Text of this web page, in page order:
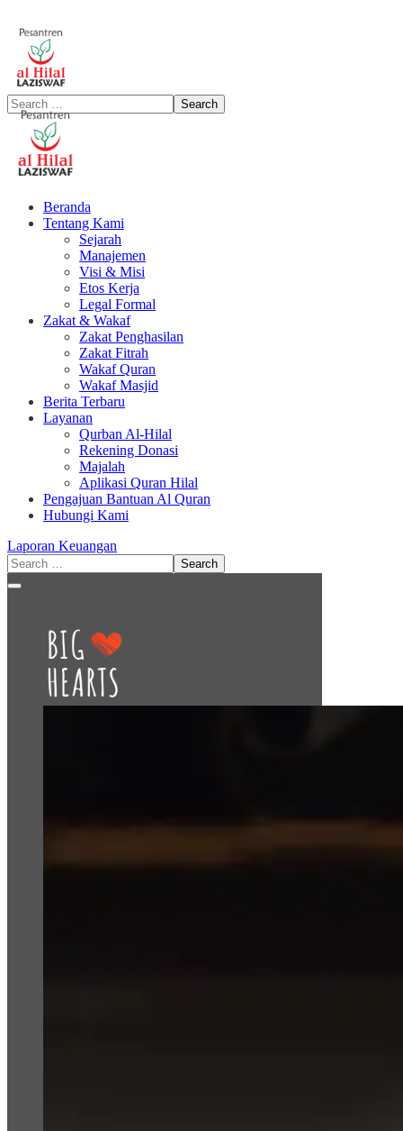
Beranda
Tentang Kami
Sejarah
Manajemen
Visi & Misi
Etos Kerja
Legal Formal
Zakat & Wakaf
Zakat Penghasilan
Zakat Fitrah
Wakaf Quran
Wakaf Masjid
Berita Terbaru
Layanan
Qurban Al-Hilal
Rekening Donasi
Majalah
Aplikasi Quran Hilal
Pengajuan Bantuan Al Quran
Hubungi Kami
Laporan Keuangan